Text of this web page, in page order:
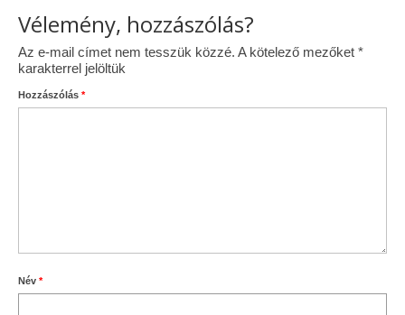
Vélemény, hozzászólás?
Az e-mail címet nem tesszük közzé. A kötelező mezőket *
karakterrel jelöltük
Hozzászólás *
Név *